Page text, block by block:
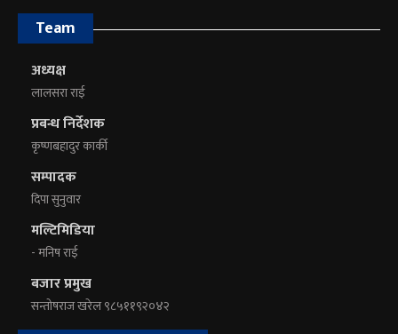
Team
अध्यक्ष
लालसरा राई
प्रबन्ध निर्देशक
कृष्णबहादुर कार्की
सम्पादक
दिपा सुनुवार
मल्टिमिडिया
- मनिष राई
बजार प्रमुख
सन्तोषराज खरेल ९८५११९२०४२